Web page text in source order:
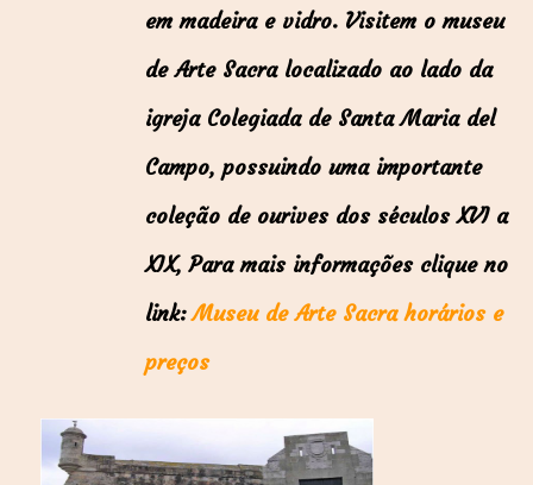
em madeira e vidro. Visitem o museu
de Arte Sacra localizado ao lado da
igreja Colegiada de Santa Maria del
Campo, possuindo uma importante
coleção de ourives dos séculos XVI a
XIX, Para mais informações clique no
link:Museu de Arte Sacra horários e
preços